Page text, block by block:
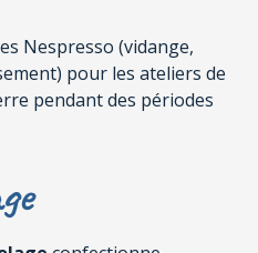
Nespresso (vidange,
pour les ateliers de
pendant des périodes